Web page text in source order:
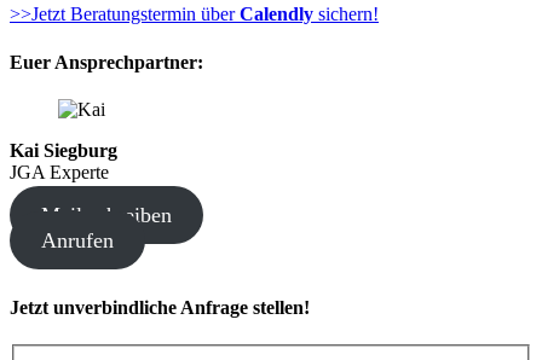
>>Jetzt Beratungstermin überCalendly sichern!
Euer Ansprechpartner:
Kai Siegburg
JGA Experte
Mail schreiben
Anrufen
Jetzt unverbindliche Anfrage stellen!